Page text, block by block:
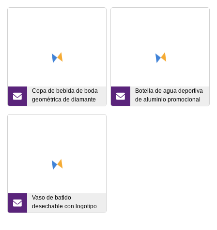
Copa de bebida de boda
geométrica de diamante
de color transparente
Botella de agua deportiva
de aluminio promocional
de 17 oz
Vaso de batido
desechable con logotipo
personalizado al por